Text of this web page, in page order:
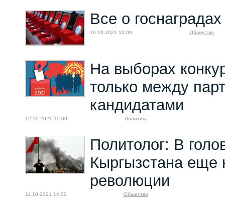
Все о
16.10.2021 10:00 Общество
На выборах
только между
кандидатами
12.10.2021 15:00 Политика
Политолог: В
Кыргызстана еще
революции
11.10.2021 14:00 Общество